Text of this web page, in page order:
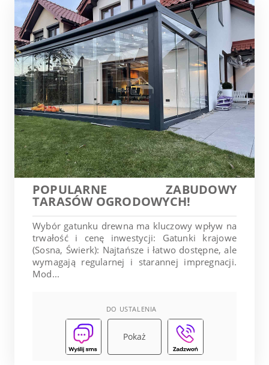
POPULARNE ZABUDOWY
TARASÓW OGRODOWYCH!
Wybór gatunku drewna ma kluczowy wpływ na
trwałość i cenę inwestycji: Gatunki krajowe
(Sosna, Świerk): Najtańsze i łatwo dostępne, ale
wymagają regularnej i starannej impregnacji.
Mod...
DO USTALENIA
Pokaż